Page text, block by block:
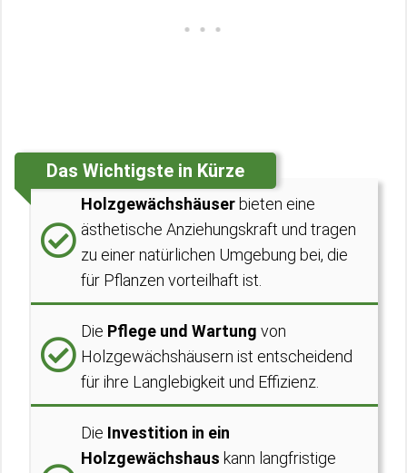
Das Wichtigste in Kürze
Holzgewächshäuser bieten eine
ästhetische Anziehungskraft und tragen
zu einer natürlichen Umgebung bei, die
für Pflanzen vorteilhaft ist.
Die Pflege und Wartung von
Holzgewächshäusern ist entscheidend
für ihre Langlebigkeit und Effizienz.
Die Investition in ein
Holzgewächshaus kann langfristige